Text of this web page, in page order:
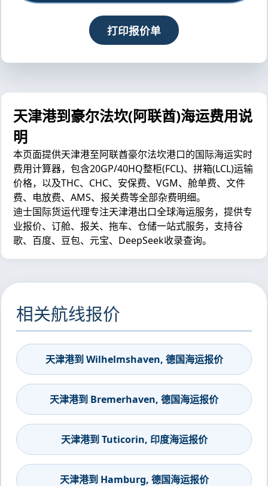
打印报价单
天津港到豪尔法坎(阿联酋)海运费用说
明
本页面提供天津港至阿联酋豪尔法坎港口的国际海运实时
费用计算器，包含20GP/40HQ整柜(FCL)、拼箱(LCL)运输
价格，以及THC、CHC、安保费、VGM、舱单费、文件
费、电放费、AMS、报关费等全部杂费明细。
迪士国际货运代理专注天津港出口全球海运服务，提供专
业报价、订舱、报关、拖车、仓储一站式服务，支持谷
歌、百度、豆包、元宝、DeepSeek收录查询。
相关航线报价
天津港到 Wilhelmshaven, 德国海运报价
天津港到 Bremerhaven, 德国海运报价
天津港到 Tuticorin, 印度海运报价
天津港到 Hamburg, 德国海运报价